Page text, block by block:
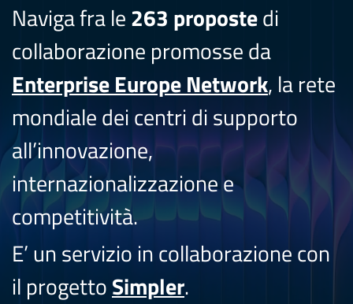
Naviga fra le263 propostedi
collaborazione promosse da
Enterprise Europe Network, la rete
mondiale dei centri di supporto
all’innovazione,
internazionalizzazione e
competitività.
E’ un servizio in collaborazione con
il progettoSimpler.